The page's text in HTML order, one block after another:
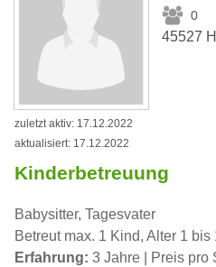
0
45527
zuletzt aktiv: 17.12.2022
aktualisiert: 17.12.2022
Kinderbetreuung
Babysitter, Tagesvater
Betreut max. 1 Kind, Alter 1 bis
Erfahrung: 3 Jahre | Preis pro